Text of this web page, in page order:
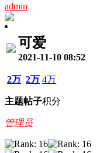
admin
可爱
2021-11-10 08:52
2万
主题
2万
帖子
4万
积分
管理员